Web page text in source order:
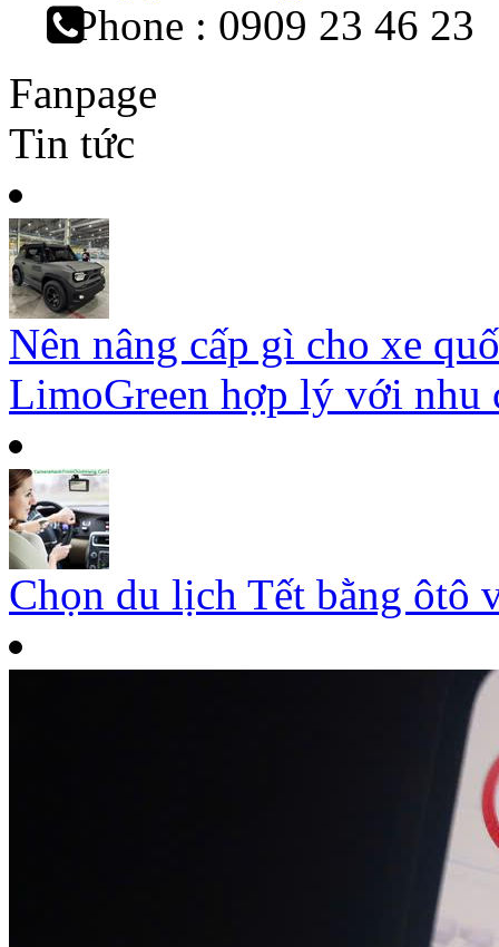
Phone : 0909 23 46 23
Fanpage
Tin tức
Nên nâng cấp gì cho xe
LimoGreen hợp lý với nhu
Chọn du lịch Tết bằng ôtô